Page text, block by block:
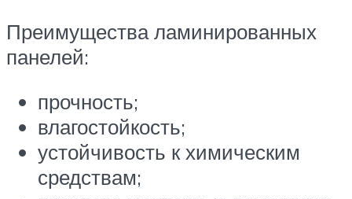
Преимущества ламинированных
панелей:
прочность;
влагостойкость;
устойчивость к химическим
средствам;